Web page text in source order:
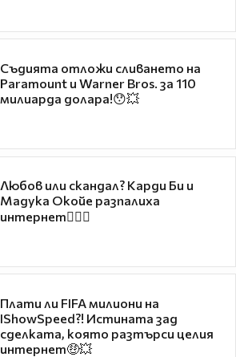
Съдията отложи сливането на
Paramount и Warner Bros. за 110
милиарда долара!😯💥
Любов или скандал? Карди Би и
Мадука Окойе разпалиха
интернет❤️‍🔥🔥
Плати ли FIFA милиони на
IShowSpeed?! Истината зад
сделката, която разтърси целия
интернет🤑💥